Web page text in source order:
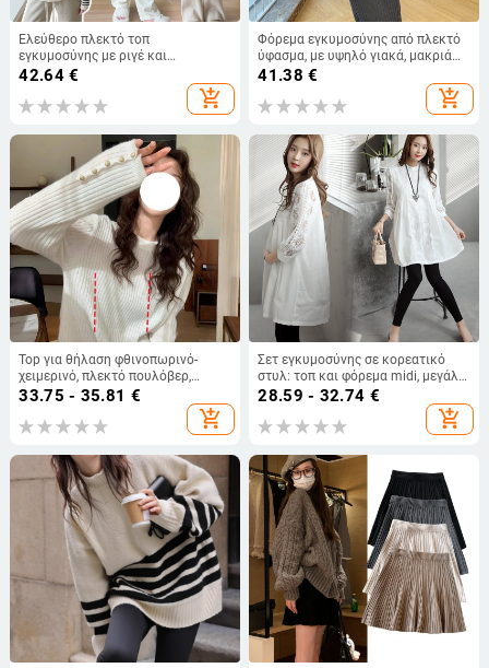
Ελεύθερο πλεκτό τοπ
εγκυμοσύνης με ριγέ και
κουκούλα, μακρύ μήκος, 3/4
μανίκια, φθινοπωρινό/χειμερινό
42.64€
add_shopping_cart
Φόρεμα εγκυμοσύνης από πλεκτό
ύφασμα, με υψηλό γιακά, μακριά
μανίκια, μονόχρωμο, σιλουέτα
41.38 €
add_shopping_cart
Top για θήλαση φθινοπωρινό-
χειμερινό, πλεκτό πουλόβερ,
στενής γραμμής Κορεατικού-
Ιαπωνικού στυλ, μακριά μανίκια,
στρογγυλός λαιμός, ύφασμα
33.75 - 35.81 €
add_shopping_cart
Σετ εγκυμοσύνης σε κορεατικό
στυλ: τοπ και φόρεμα midi, μεγάλο
μέγεθος
28.59 - 32.74 €
add_shopping_cart